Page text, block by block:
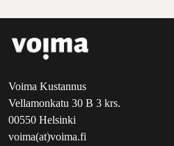
Voima Kustannus
Vellamonkatu 30 B 3 krs.
00550 Helsinki
voima(at)voima.fi